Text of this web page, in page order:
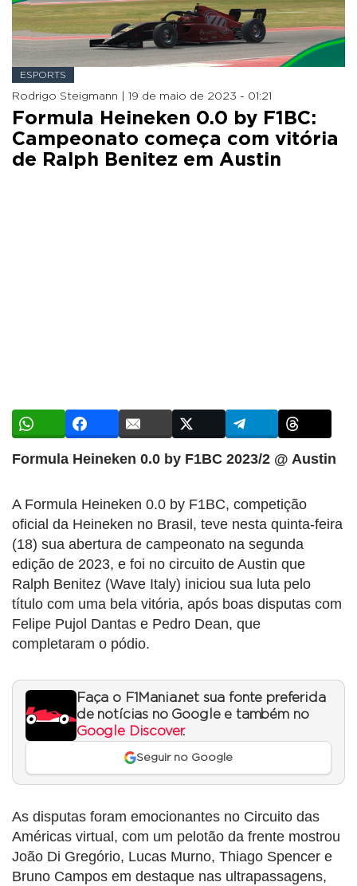
ESPORTS
Rodrigo Steigmann | 19 de maio de 2023 - 01:21
Formula Heineken 0.0 by F1BC:
Campeonato começa com vitória
de Ralph Benitez em Austin
Formula Heineken 0.0 by F1BC 2023/2 @ Austin
A Formula Heineken 0.0 by F1BC, competição
oficial da Heineken no Brasil, teve nesta quinta-feira
(18) sua abertura de campeonato na segunda
edição de 2023, e foi no circuito de Austin que
Ralph Benitez (Wave Italy) iniciou sua luta pelo
título com uma bela vitória, após boas disputas com
Felipe Pujol Dantas e Pedro Dean, que
completaram o pódio.
Faça o F1Mania.net sua fonte preferida
de notícias no Google e também no
Google Discover.
Seguir no Google
As disputas foram emocionantes no Circuito das
Américas virtual, com um pelotão da frente mostrou
João Di Gregório, Lucas Murno, Thiago Spencer e
Bruno Campos em destaque nas ultrapassagens,